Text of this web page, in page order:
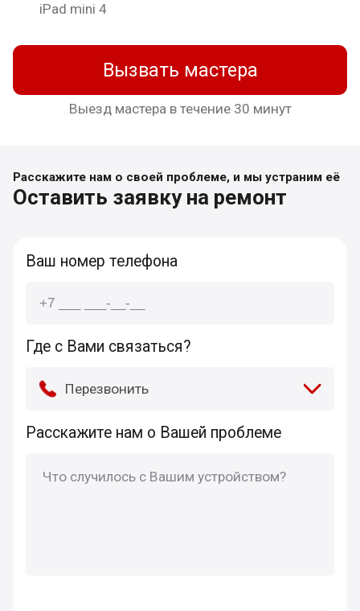
iPad mini 4
Вызвать мастера
Выезд мастера в течение 30 минут
Расскажите нам о своей проблеме, и мы устраним её
Оставить заявку на ремонт
Ваш номер телефона
Где с Вами связаться?
Перезвонить
Расскажите нам о Вашей проблеме